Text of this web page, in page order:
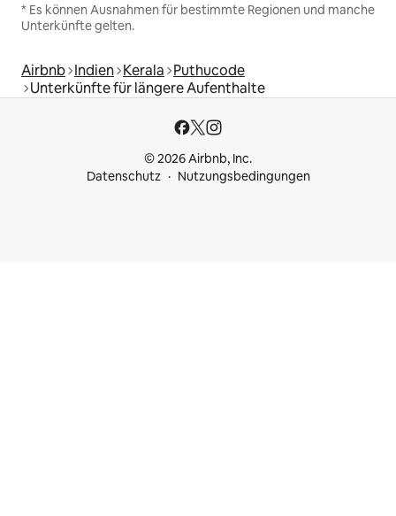
* Es können Ausnahmen für bestimmte Regionen und manche
Unterkünfte gelten.
Airbnb Indien Kerala Puthucode
Unterkünfte für längere Aufenthalte
© 2026 Airbnb, Inc.
Datenschutz
Nutzungsbedingungen